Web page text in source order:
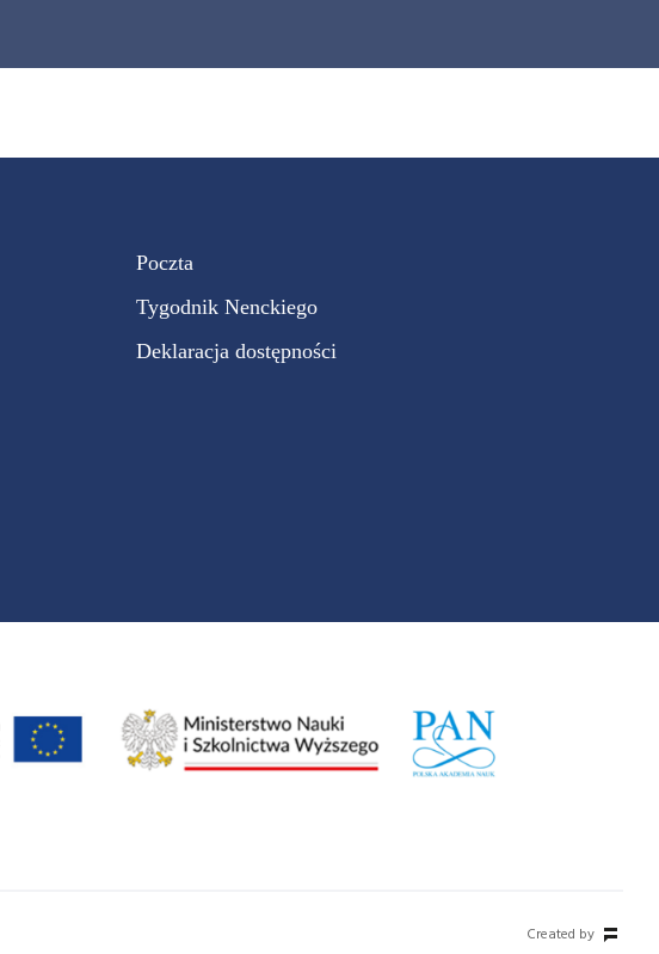
Poczta
Tygodnik Nenckiego
Deklaracja dostępności
Created by